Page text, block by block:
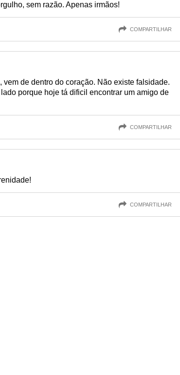
sem razão. Apenas irmãos!
COMPARTILHAR
vem de dentro do coração. Não existe falsidade.
porque hoje tá dificil encontrar um amigo de
COMPARTILHAR
COMPARTILHAR